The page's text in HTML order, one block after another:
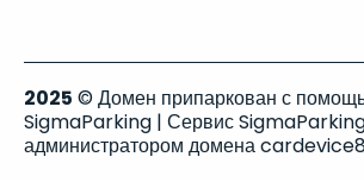
2025 © Домен припаркован с
SigmaParking | Сервис
администратором домена